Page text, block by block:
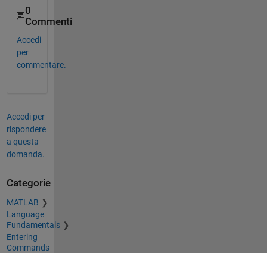
0
Commenti
Accedi
per
commentare.
Accedi per
rispondere
a questa
domanda.
Categorie
MATLAB
Language
Fundamentals
Entering
Commands